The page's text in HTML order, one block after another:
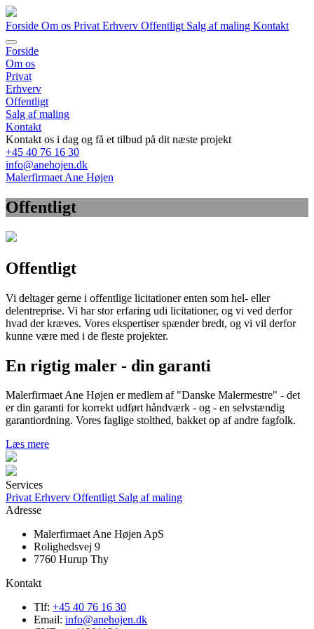
Forside Om os Privat Erhverv Offentligt Salg af maling Kontakt
Forside
Om os
Privat
Erhverv
Offentligt
Salg af maling
Kontakt
Kontakt os i dag og få et tilbud på dit næste projekt
+45 40 76 16 30
info@anehojen.dk
Malerfirmaet Ane Højen
Offentligt
Offentligt
Vi deltager gerne i offentlige licitationer enten som hel- eller
delentreprise. Vi har stor erfaring udi licitationer, og vi ved derfor
hvad der kræves. Vores ekspertiser spænder bredt, og vi vil derfor
kunne være med i de fleste projekter.
En rigtig maler - din garanti
Malerfirmaet Ane Højen er medlem af "Danske Malermestre" - det
er din garanti for korrekt udført håndværk - og - en selvstændig
garantiordning. Vores faglige stolthed, bakket op af andre fagfolk.
Læs mere
Services
PrivatErhverv Offentligt Salg af maling
Adresse
Malerfirmaet Ane Højen ApS
Rolighedsvej 9
7760 Hurup Thy
Kontakt
Tlf: +45 40 76 16 30
Email: info@anehojen.dk